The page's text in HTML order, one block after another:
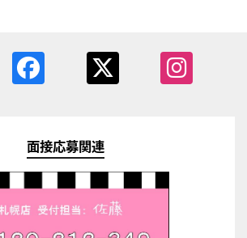
面接応募関連